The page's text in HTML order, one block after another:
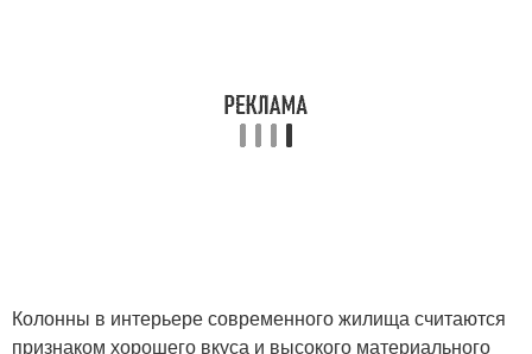
Колонны в интерьере современного жилища считаются
признаком хорошего вкуса и высокого материального